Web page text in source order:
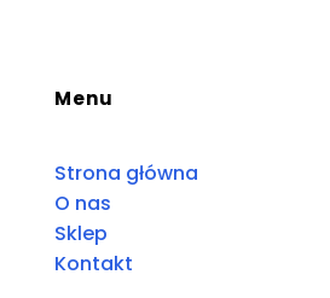
Menu
Strona główna
O nas
Sklep
Kontakt